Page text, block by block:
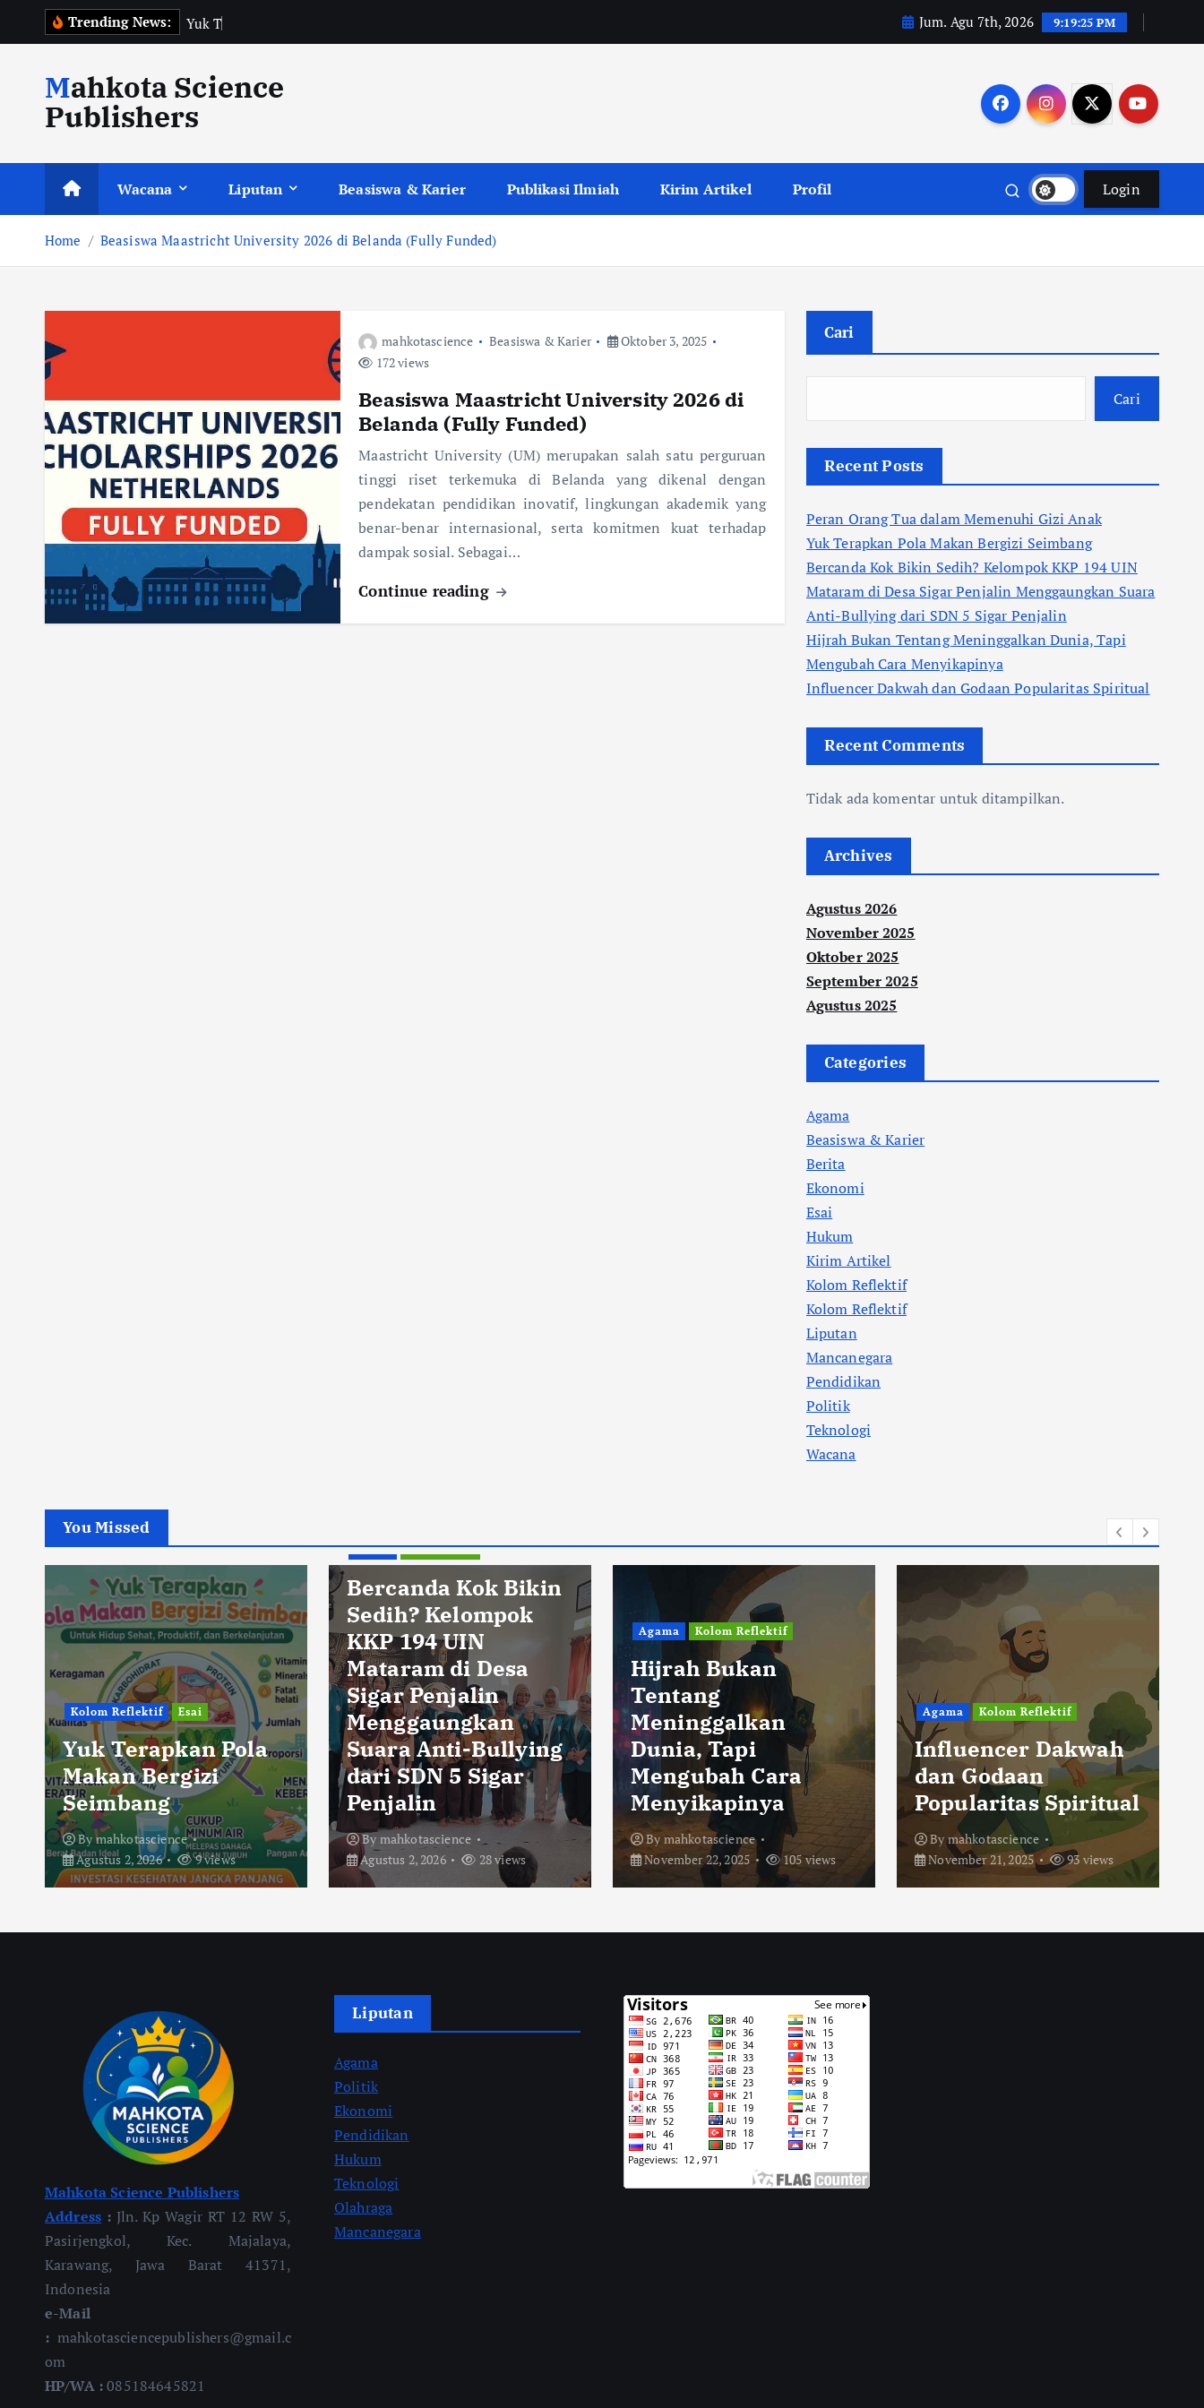
Trending News: Yuk Te Jum. Agu 7th, 2026 9:19:26 PM
Mahkota Science
Publishers
Wacana Liputan Beasiswa & Karier Publikasi Ilmiah Kirim Artikel Profil Login
Home Beasiswa Maastricht University 2026 di Belanda (Fully Funded)
mahkotascience Beasiswa & Karier
Oktober 3, 2025
172 views
Beasiswa Maastricht University 2026 di
Belanda (Fully Funded)
Maastricht University (UM) merupakan salah satu perguruan
tinggi riset terkemuka di Belanda yang dikenal dengan
pendekatan pendidikan inovatif, lingkungan akademik yang
benar-benar internasional, serta komitmen kuat terhadap
dampak sosial. Sebagai…
Continue reading
Cari
Cari
Recent Posts
Peran Orang Tua dalam Memenuhi Gizi Anak
Yuk Terapkan Pola Makan Bergizi Seimbang
Bercanda Kok Bikin Sedih? Kelompok KKP 194 UIN
Mataram di Desa Sigar Penjalin Menggaungkan Suara
Anti-Bullying dari SDN 5 Sigar Penjalin
Hijrah Bukan Tentang Meninggalkan Dunia, Tapi
Mengubah Cara Menyikapinya
Influencer Dakwah dan Godaan Popularitas Spiritual
Recent Comments
Tidak ada komentar untuk ditampilkan.
Archives
Agustus 2026
November 2025
Oktober 2025
September 2025
Agustus 2025
Categories
Agama
Beasiswa & Karier
Berita
Ekonomi
Esai
Hukum
Kirim Artikel
Kolom Reflektif
Kolom Reflektif
Liputan
Mancanegara
Pendidikan
Politik
Teknologi
Wacana
You Missed
Kolom Reflektif Esai
Yuk Terapkan Pola
Makan Bergizi
Seimbang
Bymahkotascience
Agustus 2, 2026
9 views
Berita Pendidikan
Bercanda Kok Bikin
Sedih? Kelompok
KKP 194 UIN
Mataram di Desa
Sigar Penjalin
Menggaungkan
Suara Anti-Bullying
dari SDN 5 Sigar
Penjalin
By mahkotascience
Agustus 2, 2026
28 views
Agama Kolom Reflektif
Hijrah Bukan
Tentang
Meninggalkan
Dunia, Tapi
Mengubah Cara
Menyikapinya
By mahkotascience
November 22, 2025
105 views
Agama Kolom Reflektif
Influencer Dakwah
dan Godaan
Popularitas Spiritual
Bymahkotascience
November 21, 2025
93 views
Mahkota Science Publishers
Address : Jln. Kp Wagir RT 12 RW 5,
Pasirjengkol, Kec. Majalaya,
Karawang, Jawa Barat 41371,
Indonesia
e-Mail
: mahkotasciencepublishers@gmail.c
om
HP/WA :085184645821
Liputan
Agama
Politik
Ekonomi
Pendidikan
Hukum
Teknologi
Olahraga
Mancanegara